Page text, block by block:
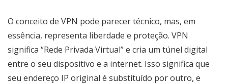
O conceito de VPN pode parecer técnico, mas, em
essência, representa liberdade e proteção. VPN
significa “Rede Privada Virtual” e cria um túnel digital
entre o seu dispositivo e a internet. Isso significa que
seu endereço IP original é substituído por outro, e